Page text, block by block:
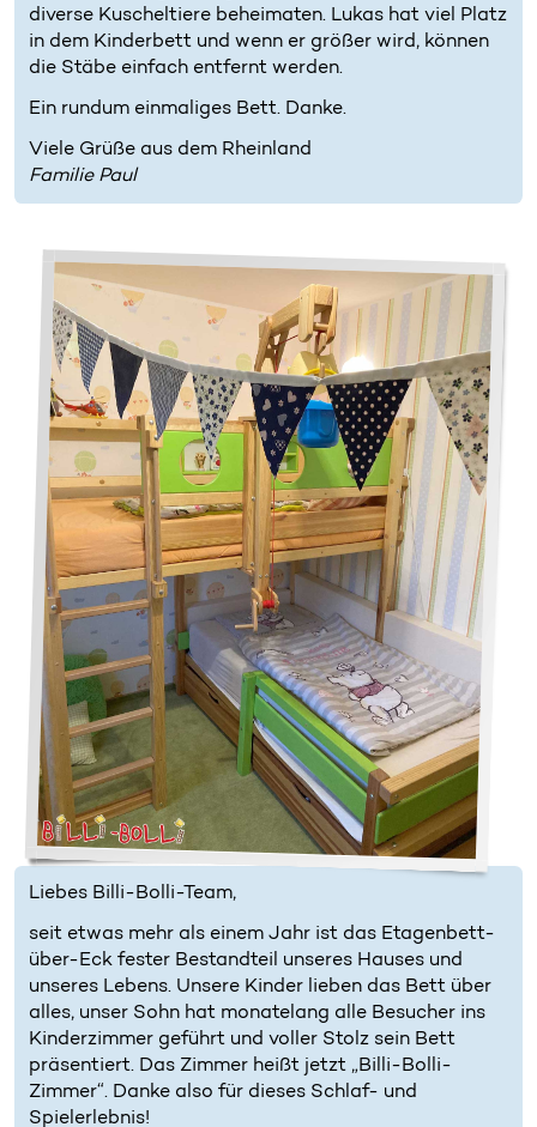
diverse Kuscheltiere beheimaten. Lukas hat viel Platz
in dem Kinderbett und wenn er größer wird, können
die Stäbe einfach entfernt werden.
Ein rundum einmaliges Bett. Danke.
Viele Grüße aus dem Rheinland
Familie Paul
Liebes Billi-Bolli-Team,
seit etwas mehr als einem Jahr ist das Etagenbett-
über-Eck fester Bestandteil unseres Hauses und
unseres Lebens. Unsere Kinder lieben das Bett über
alles, unser Sohn hat monatelang alle Besucher ins
Kinderzimmer geführt und voller Stolz sein Bett
präsentiert. Das Zimmer heißt jetzt „Billi-Bolli-
Zimmer“. Danke also für dieses Schlaf- und
Spielerlebnis!